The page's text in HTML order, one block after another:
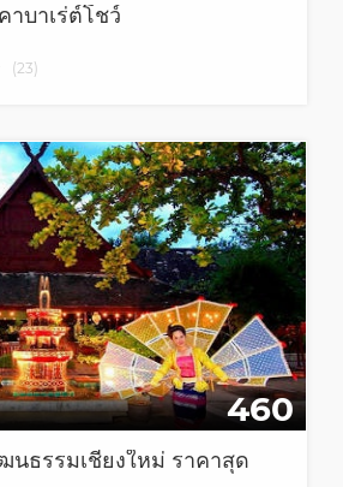
บาเร่ต์โชว์
(23)
460
ธรรมเชียงใหม่ ราคาสุด